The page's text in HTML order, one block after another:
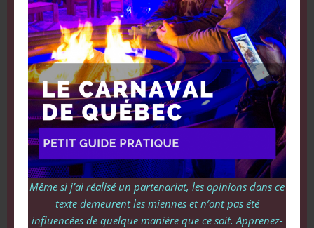
Même si j’ai réalisé un partenariat, les opinions dans ce
texte demeurent les miennes et n’ont pas été
influencées de quelque manière que ce soit. Apprenez-